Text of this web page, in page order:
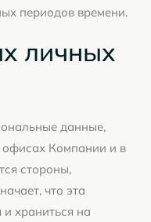
периодов времени.
личных
данные,
офисах Компании и в
стороны,
что эта
храниться на